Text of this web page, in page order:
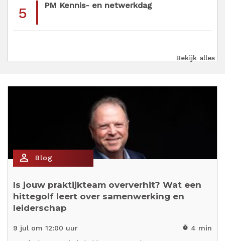
5 PM Kennis- en netwerkdag
Bekijk alles
person_outline Blog
Is jouw praktijkteam oververhit? Wat een
hittegolf leert over samenwerking en
leiderschap
9 jul om 12:00 uur timer 4 min